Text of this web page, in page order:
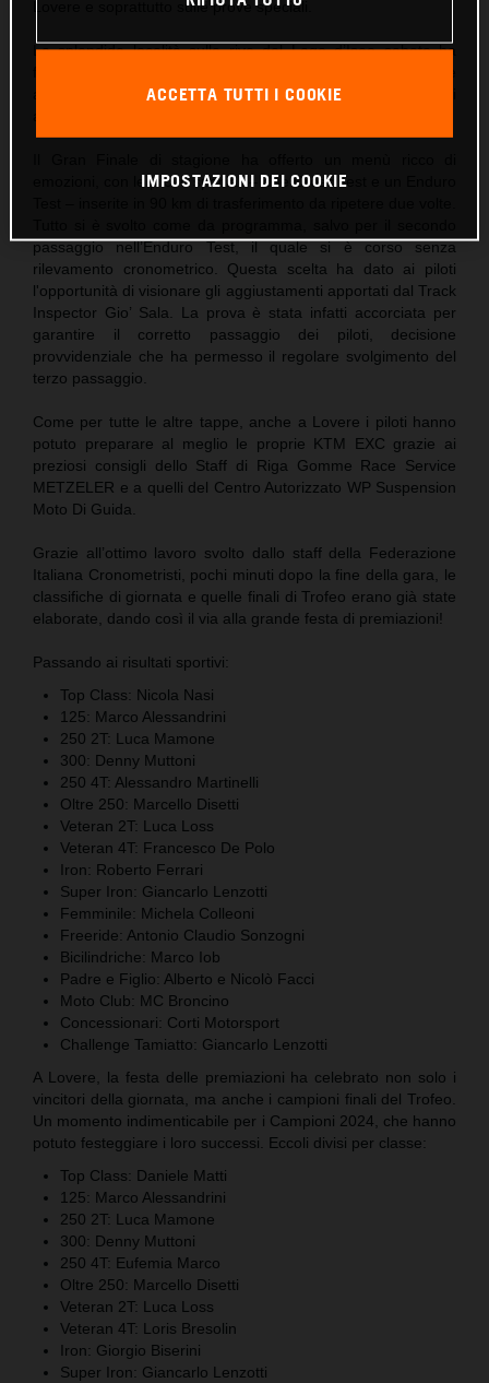
Lovere e soprattutto sulle prove speciali.
La splendida località sulle rive del Lago d’Iseo sabato ha
alle premiazioni della quarta tappa di Scandiano, prima di
emozioni, con le prove speciali – due Cross Test e un Enduro
passaggio nell’Enduro Test, il quale si è corso senza
rilevamento cronometrico. Questa scelta ha dato ai piloti
l'opportunità di visionare gli aggiustamenti apportati dal Track
Inspector Gio’ Sala. La prova è stata infatti accorciata per
garantire il corretto passaggio dei piloti, decisione
provvidenziale che ha permesso il regolare svolgimento del
terzo passaggio.
Come per tutte le altre tappe, anche a Lovere i piloti hanno
potuto preparare al meglio le proprie KTM EXC grazie ai
preziosi consigli dello Staff di Riga Gomme Race Service
METZELER e a quelli del Centro Autorizzato WP Suspension
Moto Di Guida.
Grazie all’ottimo lavoro svolto dallo staff della Federazione
Italiana Cronometristi, pochi minuti dopo la fine della gara, le
classifiche di giornata e quelle finali di Trofeo erano già state
elaborate, dando così il via alla grande festa di premiazioni!
Passando ai risultati sportivi:
Top Class: Nicola Nasi
125: Marco Alessandrini
250 2T: Luca Mamone
300: Denny Muttoni
250 4T: Alessandro Martinelli
Oltre 250: Marcello Disetti
Veteran 2T: Luca Loss
Veteran 4T: Francesco De Polo
Iron: Roberto Ferrari
Super Iron: Giancarlo Lenzotti
Femminile: Michela Colleoni
Freeride: Antonio Claudio Sonzogni
Bicilindriche: Marco Iob
Padre e Figlio: Alberto e Nicolò Facci
Moto Club: MC Broncino
Concessionari: Corti Motorsport
Challenge Tamiatto: Giancarlo Lenzotti
A Lovere, la festa delle premiazioni ha celebrato non solo i
vincitori della giornata, ma anche i campioni finali del Trofeo.
Un momento indimenticabile per i Campioni 2024, che hanno
potuto festeggiare i loro successi. Eccoli divisi per classe:
Top Class: Daniele Matti
125: Marco Alessandrini
250 2T: Luca Mamone
300: Denny Muttoni
250 4T: Eufemia Marco
Oltre 250: Marcello Disetti
Veteran 2T: Luca Loss
Veteran 4T: Loris Bresolin
Iron: Giorgio Biserini
Super Iron: Giancarlo Lenzotti
ACCETTA TUTTI I COOKIE
IMPOSTAZIONI DEI COOKIE